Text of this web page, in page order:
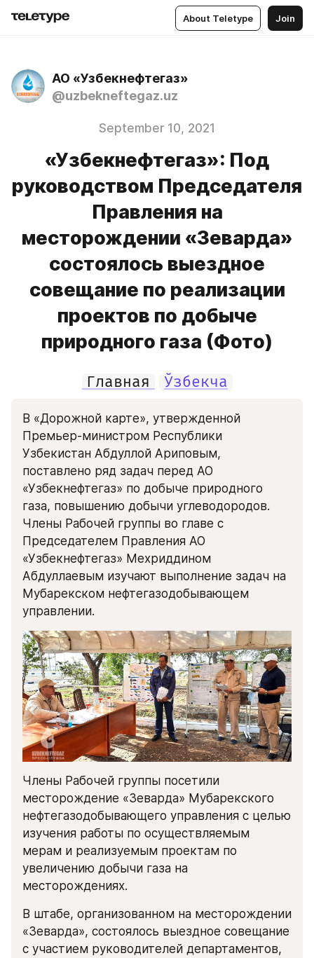
About Teletype Join
АО «Узбекнефтегаз»
@uzbekneftegaz.uz
September 10, 2021
«Узбекнефтегаз»: Под
руководством Председателя
Правления на
месторождении «Зеварда»
состоялось выездное
совещание по реализации
проектов по добыче
природного газа (Фото)
Главная Ўзбекча
В «Дорожной карте», утвержденной
Премьер-министром Республики
Узбекистан Абдуллой Ариповым,
поставлено ряд задач перед АО
«Узбекнефтегаз» по добыче природного
газа, повышению добычи углеводородов.
Члены Рабочей группы во главе с
Председателем Правления АО
«Узбекнефтегаз» Мехриддином
Абдуллаевым изучают выполнение задач на
Мубарекском нефтегазодобывающем
управлении.
Члены Рабочей группы посетили
месторождение «Зеварда» Мубарекского
нефтегазодобывающего управления с целью
изучения работы по осуществляемым
мерам и реализуемым проектам по
увеличению добычи газа на
месторождениях.
В штабе, организованном на месторождении
«Зеварда», состоялось выездное совещание
с участием руководителей департаментов,